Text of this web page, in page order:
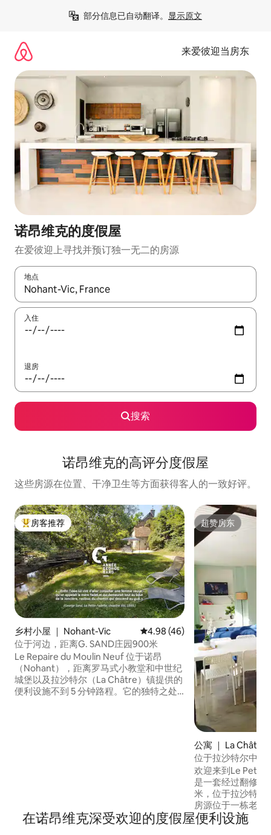
部分信息已自动翻译。 显示原文
来爱彼迎当房东
诺昂维克的度假屋
在爱彼迎上寻找并预订独一无二的房源
地点
如有搜索结果，请使用上下方向键查看，或通过点击或滑动手势
入住
退房
搜索
诺昂维克的高评分度假屋
这些房源在位置、干净卫生等方面获得客人的一致好评。
热门「房客推荐」
房客推荐
乡村小屋 ｜ Nohant-Vic 平均评分 4.98 分（满分 5 分）
4.98 (46)
位于河边，距离G. SAND庄园900米
Le Repaire du Moulin Neuf 位于诺昂
（Nohant），距离罗马式小教堂和中世纪
城堡以及拉沙特尔（La Châtre）镇提供的
便利设施不到 5 分钟路程。它的独特之处
超赞房东
超赞房东
公寓 ｜ La Châtre
位于拉沙特尔中心
欢迎来到Le Petit
是一套经过翻修的
米，位于拉沙特尔
房源位于一栋老式
沙特尔、乔治桑地
基地。 明亮的客厅，配备厨房、空调、带
在诺昂维克深受欢迎的度假屋便利设施